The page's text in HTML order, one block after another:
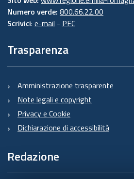
Numero verde: 800.66.22.00
Scrivici: e-mail - PEC
Trasparenza
Amministrazione trasparente
Note legali e copyright
Privacy e Cookie
Dichiarazione di accessibilità
Redazione